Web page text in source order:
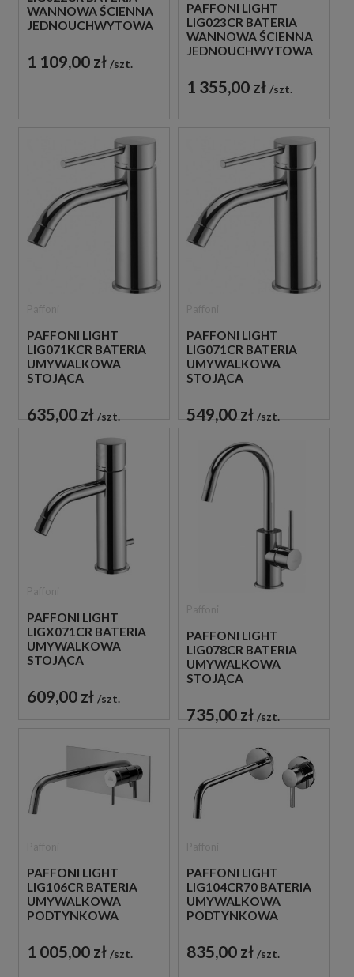
WANNOWA ŚCIENNA
JEDNOUCHWYTOWA
1 109,00 zł szt.
PAFFONI LIGHT
LIG023CR BATERIA
WANNOWA ŚCIENNA
JEDNOUCHWYTOWA
1 355,00 zł szt.
PAFFONI LIGHT
LIG071KCR BATERIA
UMYWALKOWA
STOJĄCA
CHROM
635,00 zł szt.
PAFFONI LIGHT
LIG071CR BATERIA
UMYWALKOWA
STOJĄCA
CHROM
549,00 zł szt.
PAFFONI LIGHT
LIGX071CR BATERIA
UMYWALKOWA
STOJĄCA
CHROM
609,00 zł szt.
PAFFONI LIGHT
LIG078CR BATERIA
UMYWALKOWA
STOJĄCA
CHROM
735,00 zł szt.
PAFFONI LIGHT
LIG106CR BATERIA
UMYWALKOWA
PODTYNKOWA
CHROM
1 005,00 zł szt.
PAFFONI LIGHT
LIG104CR70 BATERIA
UMYWALKOWA
PODTYNKOWA
CHROM
835,00 zł szt.